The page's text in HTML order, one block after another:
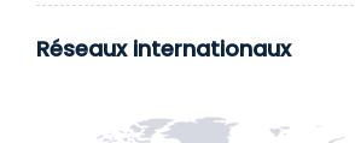
Réseaux internationaux